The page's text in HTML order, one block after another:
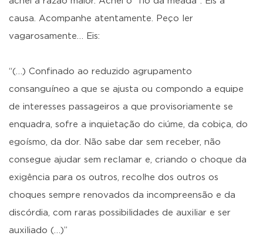
causa. Acompanhe atentamente. Peço ler
vagarosamente… Eis:
“(…) Confinado ao reduzido agrupamento
consanguíneo a que se ajusta ou compondo a equipe
de interesses passageiros a que provisoriamente se
enquadra, sofre a inquietação do ciúme, da cobiça, do
egoísmo, da dor. Não sabe dar sem receber, não
consegue ajudar sem reclamar e, criando o choque da
exigência para os outros, recolhe dos outros os
choques sempre renovados da incompreensão e da
discórdia, com raras possibilidades de auxiliar e ser
auxiliado (…)”